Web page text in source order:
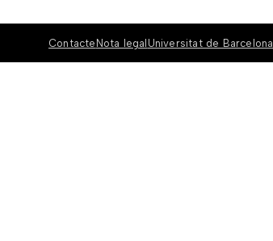
Contacte Nota legal Universitat de Barcelona